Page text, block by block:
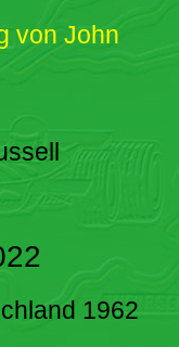
von John
1962